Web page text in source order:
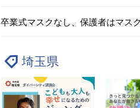
卒業式マスクなし、保護者はマス
埼玉県